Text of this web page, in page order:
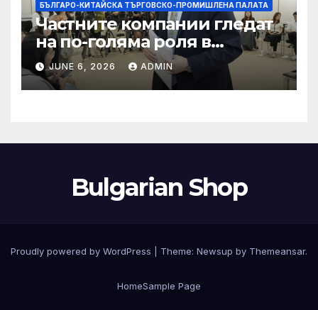
БЪЛГАРО-КИТАЙСКА ТЪРГОВСКО-ПРОМИШЛЕНА ПАЛАТА
Частните компании гледат
на по-голяма роля в
стратегическата
енергетика
JUNE 6, 2026 ADMIN
Bulgarian Shop
Proudly powered by WordPress Theme: Newsup by Themeansar.
HomeSample Page